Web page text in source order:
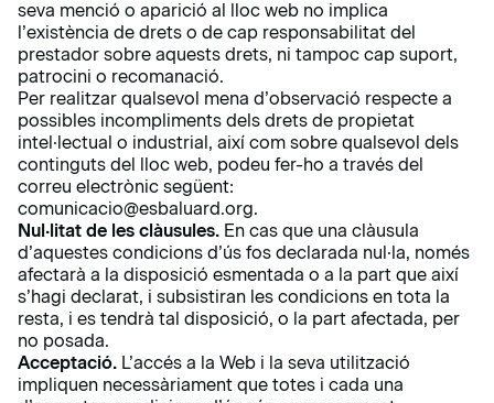
seva menció o aparició al lloc web no implica
l’existència de drets o de cap responsabilitat del
prestador sobre aquests drets, ni tampoc cap suport,
patrocini o recomanació.
Per realitzar qualsevol mena d’observació respecte a
possibles incompliments dels drets de propietat
intel·lectual o industrial, així com sobre qualsevol dels
continguts del lloc web, podeu fer-ho a través del
correu electrònic següent:
comunicacio@esbaluard.org.
Nul·litat de les clàusules. En cas que una clàusula
d’aquestes condicions d’ús fos declarada nul·la, només
afectarà a la disposició esmentada o a la part que així
s’hagi declarat, i subsistiran les condicions en tota la
resta, i es tendrà tal disposició, o la part afectada, per
no posada.
Acceptació. L’accés a la Web i la seva utilització
impliquen necessàriament que totes i cada una